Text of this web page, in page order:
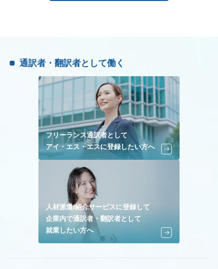
通訳者・翻訳者として働く
フリーランス通訳者として
アイ・エス・エスに登録したい方へ
人材派遣/紹介サービスに登録して
企業内で通訳者・翻訳者として
就業したい方へ